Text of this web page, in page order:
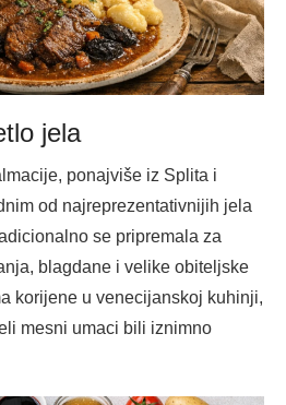
jela
ponajviše iz Splita i
od najreprezentativnijih jela
se pripremala za
blagdane i velike obiteljske
korijene u venecijanskoj kuhinji,
mesni umaci bili iznimno